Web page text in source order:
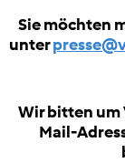
Sie möchten
unter
Wir bitten um
Mail-